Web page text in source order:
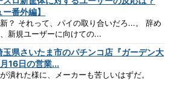
ー番外編】
？ それって、パイの取り合いだろ...。 辞め
新規ユーザーに向けての...
玉県さいたま市のパチンコ店『ガーデン大
16日の営業...
潰れた様に、メーカーも苦しいはずだ。